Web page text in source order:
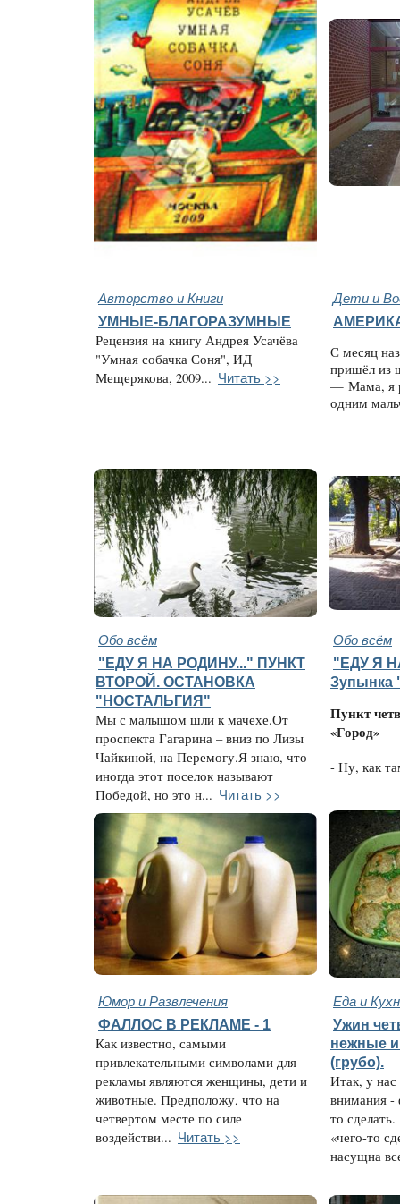
Авторство и Книги Дети и
УМНЫЕ-БЛАГОРАЗУМНЫЕ
Рецензия на книгу Андрея Усачёва
"Умная собачка Соня", ИД
Мещерякова, 2009... Читать >>
С месяц
пришёл из
— Мама, я
одним
Обо всём Обо всём
"ЕДУ Я НА РОДИНУ..." ПУНКТ
ВТОРОЙ. ОСТАНОВКА
"НОСТАЛЬГИЯ"
Мы с малышом шли к мачехе.От
проспекта Гагарина – вниз по Лизы
Чайкиной, на Перемогу.Я знаю, что
иногда этот поселок называют
Победой, но это н... Читать >>
"ЕДУ Я
Зупынка
Пункт
«Город»
- Ну, как
Юмор и Развлечения Еда и
ФАЛЛОС В РЕКЛАМЕ - 1
Как известно, самыми
привлекательными символами для
рекламы являются женщины, дети и
животные. Предположу, что на
четвертом месте по силе
воздействи... Читать >>
Ужин
нежные
(грубо).
Итак, у нас
внимания -
то
«чего-то
насущна